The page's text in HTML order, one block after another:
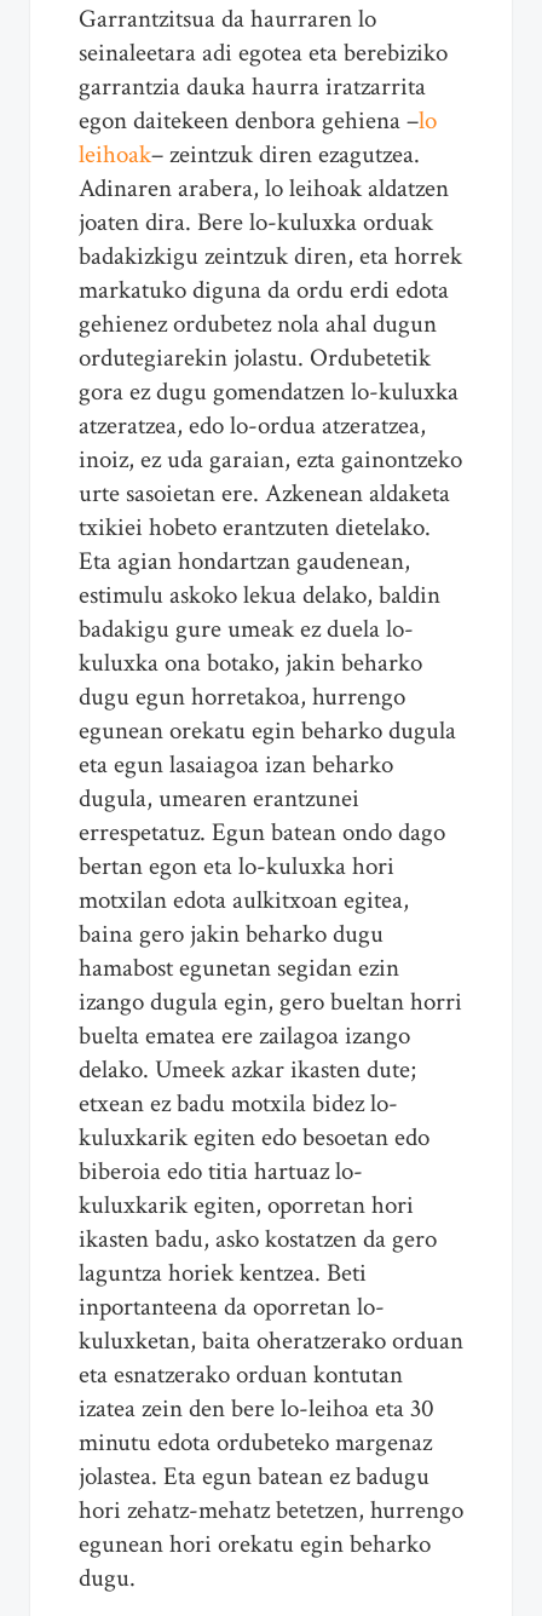
Garrantzitsua da haurraren lo
seinaleetara adi egotea eta berebiziko
garrantzia dauka haurra iratzarrita
egon daitekeen denbora gehiena –lo
leihoak– zeintzuk diren ezagutzea.
Adinaren arabera, lo leihoak aldatzen
joaten dira. Bere lo-kuluxka orduak
badakizkigu zeintzuk diren, eta horrek
markatuko diguna da ordu erdi edota
gehienez ordubetez nola ahal dugun
ordutegiarekin jolastu. Ordubetetik
gora ez dugu gomendatzen lo-kuluxka
atzeratzea, edo lo-ordua atzeratzea,
inoiz, ez uda garaian, ezta gainontzeko
urte sasoietan ere. Azkenean aldaketa
txikiei hobeto erantzuten dietelako.
Eta agian hondartzan gaudenean,
estimulu askoko lekua delako, baldin
badakigu gure umeak ez duela lo-
kuluxka ona botako, jakin beharko
dugu egun horretakoa, hurrengo
egunean orekatu egin beharko dugula
eta egun lasaiagoa izan beharko
dugula, umearen erantzunei
errespetatuz. Egun batean ondo dago
bertan egon eta lo-kuluxka hori
motxilan edota aulkitxoan egitea,
baina gero jakin beharko dugu
hamabost egunetan segidan ezin
izango dugula egin, gero bueltan horri
buelta ematea ere zailagoa izango
delako. Umeek azkar ikasten dute;
etxean ez badu motxila bidez lo-
kuluxkarik egiten edo besoetan edo
biberoia edo titia hartuaz lo-
kuluxkarik egiten, oporretan hori
ikasten badu, asko kostatzen da gero
laguntza horiek kentzea. Beti
inportanteena da oporretan lo-
kuluxketan, baita oheratzerako orduan
eta esnatzerako orduan kontutan
izatea zein den bere lo-leihoa eta 30
minutu edota ordubeteko margenaz
jolastea. Eta egun batean ez badugu
hori zehatz-mehatz betetzen, hurrengo
egunean hori orekatu egin beharko
dugu.